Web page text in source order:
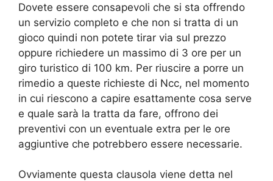
Dovete essere consapevoli che si sta offrendo
un servizio completo e che non si tratta di un
gioco quindi non potete tirar via sul prezzo
oppure richiedere un massimo di 3 ore per un
giro turistico di 100 km. Per riuscire a porre un
rimedio a queste richieste di Ncc, nel momento
in cui riescono a capire esattamente cosa serve
e quale sarà la tratta da fare, offrono dei
preventivi con un eventuale extra per le ore
aggiuntive che potrebbero essere necessarie.
Ovviamente questa clausola viene detta nel